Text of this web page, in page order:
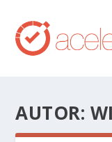
AUTOR: